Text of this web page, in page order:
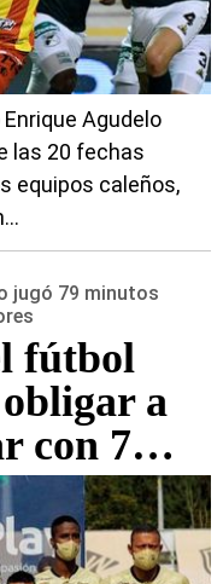
Enrique Agudelo
las 20 fechas
equipos caleños,
jugó 79 minutos
fútbol
a
con 7